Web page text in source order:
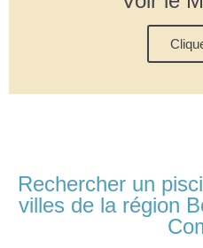
Rechercher un
villes de la région